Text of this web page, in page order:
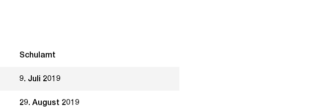
Schulamt
9. Juli 2019
29. August 2019